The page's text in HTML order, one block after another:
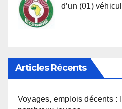
d’un (01)
Articles Récents
Voyages, emplois décents :